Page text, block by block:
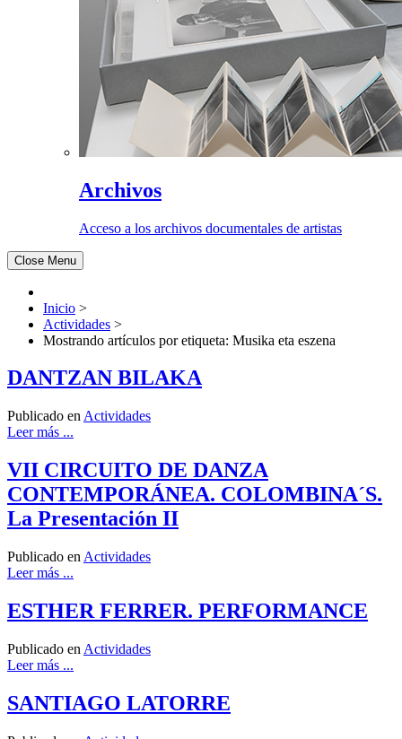
Archivos
Acceso a los archivos documentales de artistas
Close Menu
Inicio >
Actividades >
Mostrando artículos por etiqueta: Musika eta eszena
DANTZAN BILAKA
Publicado en Actividades
Leer más ...
VII CIRCUITO DE DANZA
CONTEMPORÁNEA. COLOMBINA´S.
La Presentación II
Publicado en Actividades
Leer más ...
ESTHER FERRER. PERFORMANCE
Publicado en Actividades
Leer más ...
SANTIAGO LATORRE